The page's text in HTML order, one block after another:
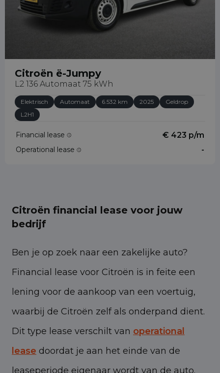
Citroën ë-Jumpy
L2 136 Automaat 75 kWh
Elektrisch Automaat 6.532 km 2025
Geldrop
L2H1
Financial lease € 423 p/m
Operational lease -
Citroën financial lease voor jouw
bedrijf
Ben je op zoek naar een zakelijke auto?
Financial lease voor Citroën is in feite een
lening voor de aankoop van een voertuig,
waarbij de Citroën zelf als onderpand dient.
Dit type lease verschilt van operational
lease doordat je aan het einde van de
leaseperiode eigenaar wordt van de auto.